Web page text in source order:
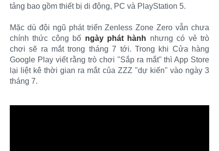
tảng bao gồm thiết bị di động, PC và PlayStation 5.
Mặc dù đội ngũ phát triển Zenless Zone Zero vẫn chưa
chính thức công bố ngày phát hành nhưng có vẻ trò
chơi sẽ ra mắt trong tháng 7 tới. Trong khi Cửa hàng
Google Play viết rằng trò chơi "Sắp ra mắt" thì App Store
lại liệt kê thời gian ra mắt của ZZZ "dự kiến" vào ngày 3
tháng 7.